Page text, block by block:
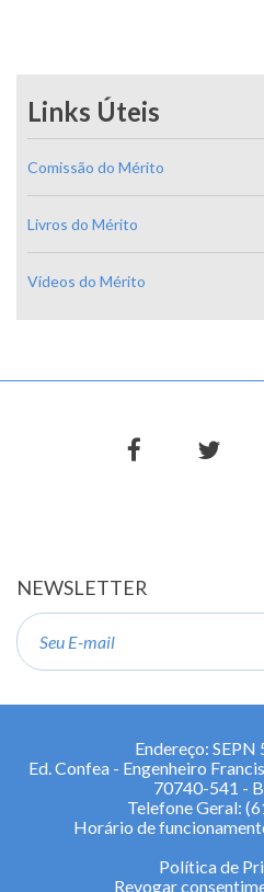
Links Úteis
Comissão do Mérito
Livros do Mérito
Vídeos do Mérito
facebook
NEWSLETTER
E-
mail
Endereço: SEPN
Ed. Confea - Engenheiro
70740-541 -
Telefone Geral:
Horário de
Política de
Revogar